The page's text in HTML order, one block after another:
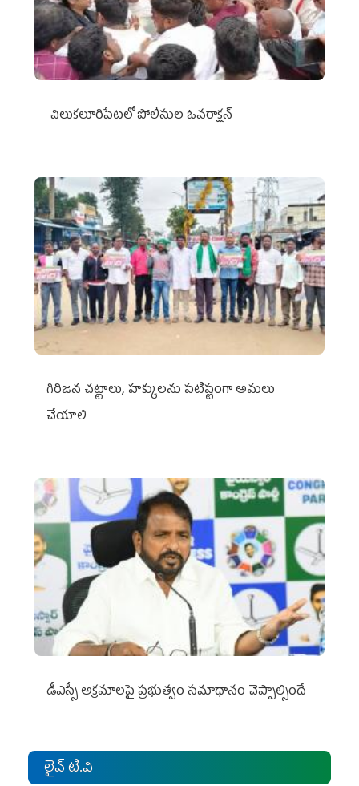
చిలుక‌లూరిపేట‌లో పోలీసుల ఓవ‌రాక్ష‌న్‌
గిరిజన చట్టాలు, హక్కులను పటిష్టంగా అమలు
చేయాలి
డీఎస్సీ అక్రమాలపై ప్రభుత్వం సమాధానం చెప్పాల్సిందే
లైవ్ టి.వి